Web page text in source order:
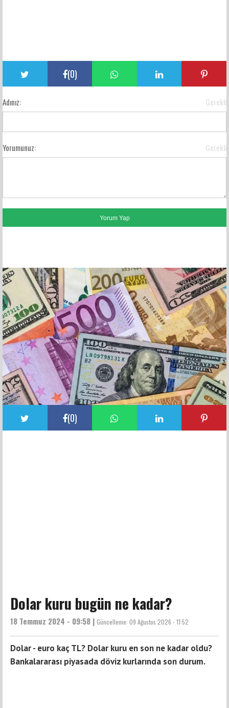
(0)
Adınız: Gerekli
Yorumunuz: Gerekli
(0)
Dolar kuru bugün ne kadar?
18 Temmuz 2024 - 09:58 | Güncelleme: 09 Ağustos 2026 - 11:52
Dolar - euro kaç TL? Dolar kuru en son ne kadar oldu?
Bankalararası piyasada döviz kurlarında son durum.